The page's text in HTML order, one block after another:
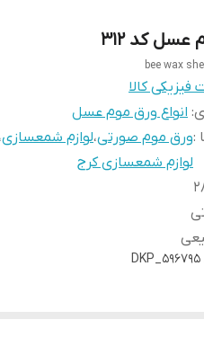
کد ۳۱۲
bee wax
فیزیکی کالا
: انواع ورق موم عسل
:ورق موم صورتی،لوازم شمعسازی،
لوازم شمعسازی کرج
DKP_596795